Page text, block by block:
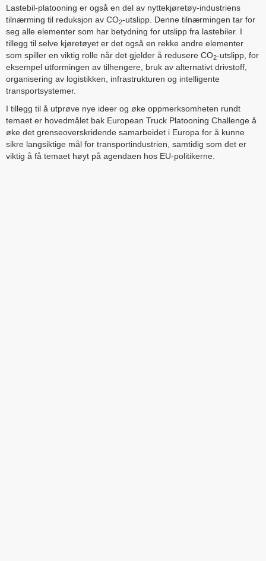
Lastebil-platooning er også en del av nyttekjøretøy-industriens
tilnærming til reduksjon av CO2-utslipp. Denne tilnærmingen tar for
seg alle elementer som har betydning for utslipp fra lastebiler. I
tillegg til selve kjøretøyet er det også en rekke andre elementer
som spiller en viktig rolle når det gjelder å redusere CO2-utslipp, for
eksempel utformingen av tilhengere, bruk av alternativt drivstoff,
organisering av logistikken, infrastrukturen og intelligente
transportsystemer.
I tillegg til å utprøve nye ideer og øke oppmerksomheten rundt
temaet er hovedmålet bak European Truck Platooning Challenge å
øke det grenseoverskridende samarbeidet i Europa for å kunne
sikre langsiktige mål for transportindustrien, samtidig som det er
viktig å få temaet høyt på agendaen hos EU-politikerne.